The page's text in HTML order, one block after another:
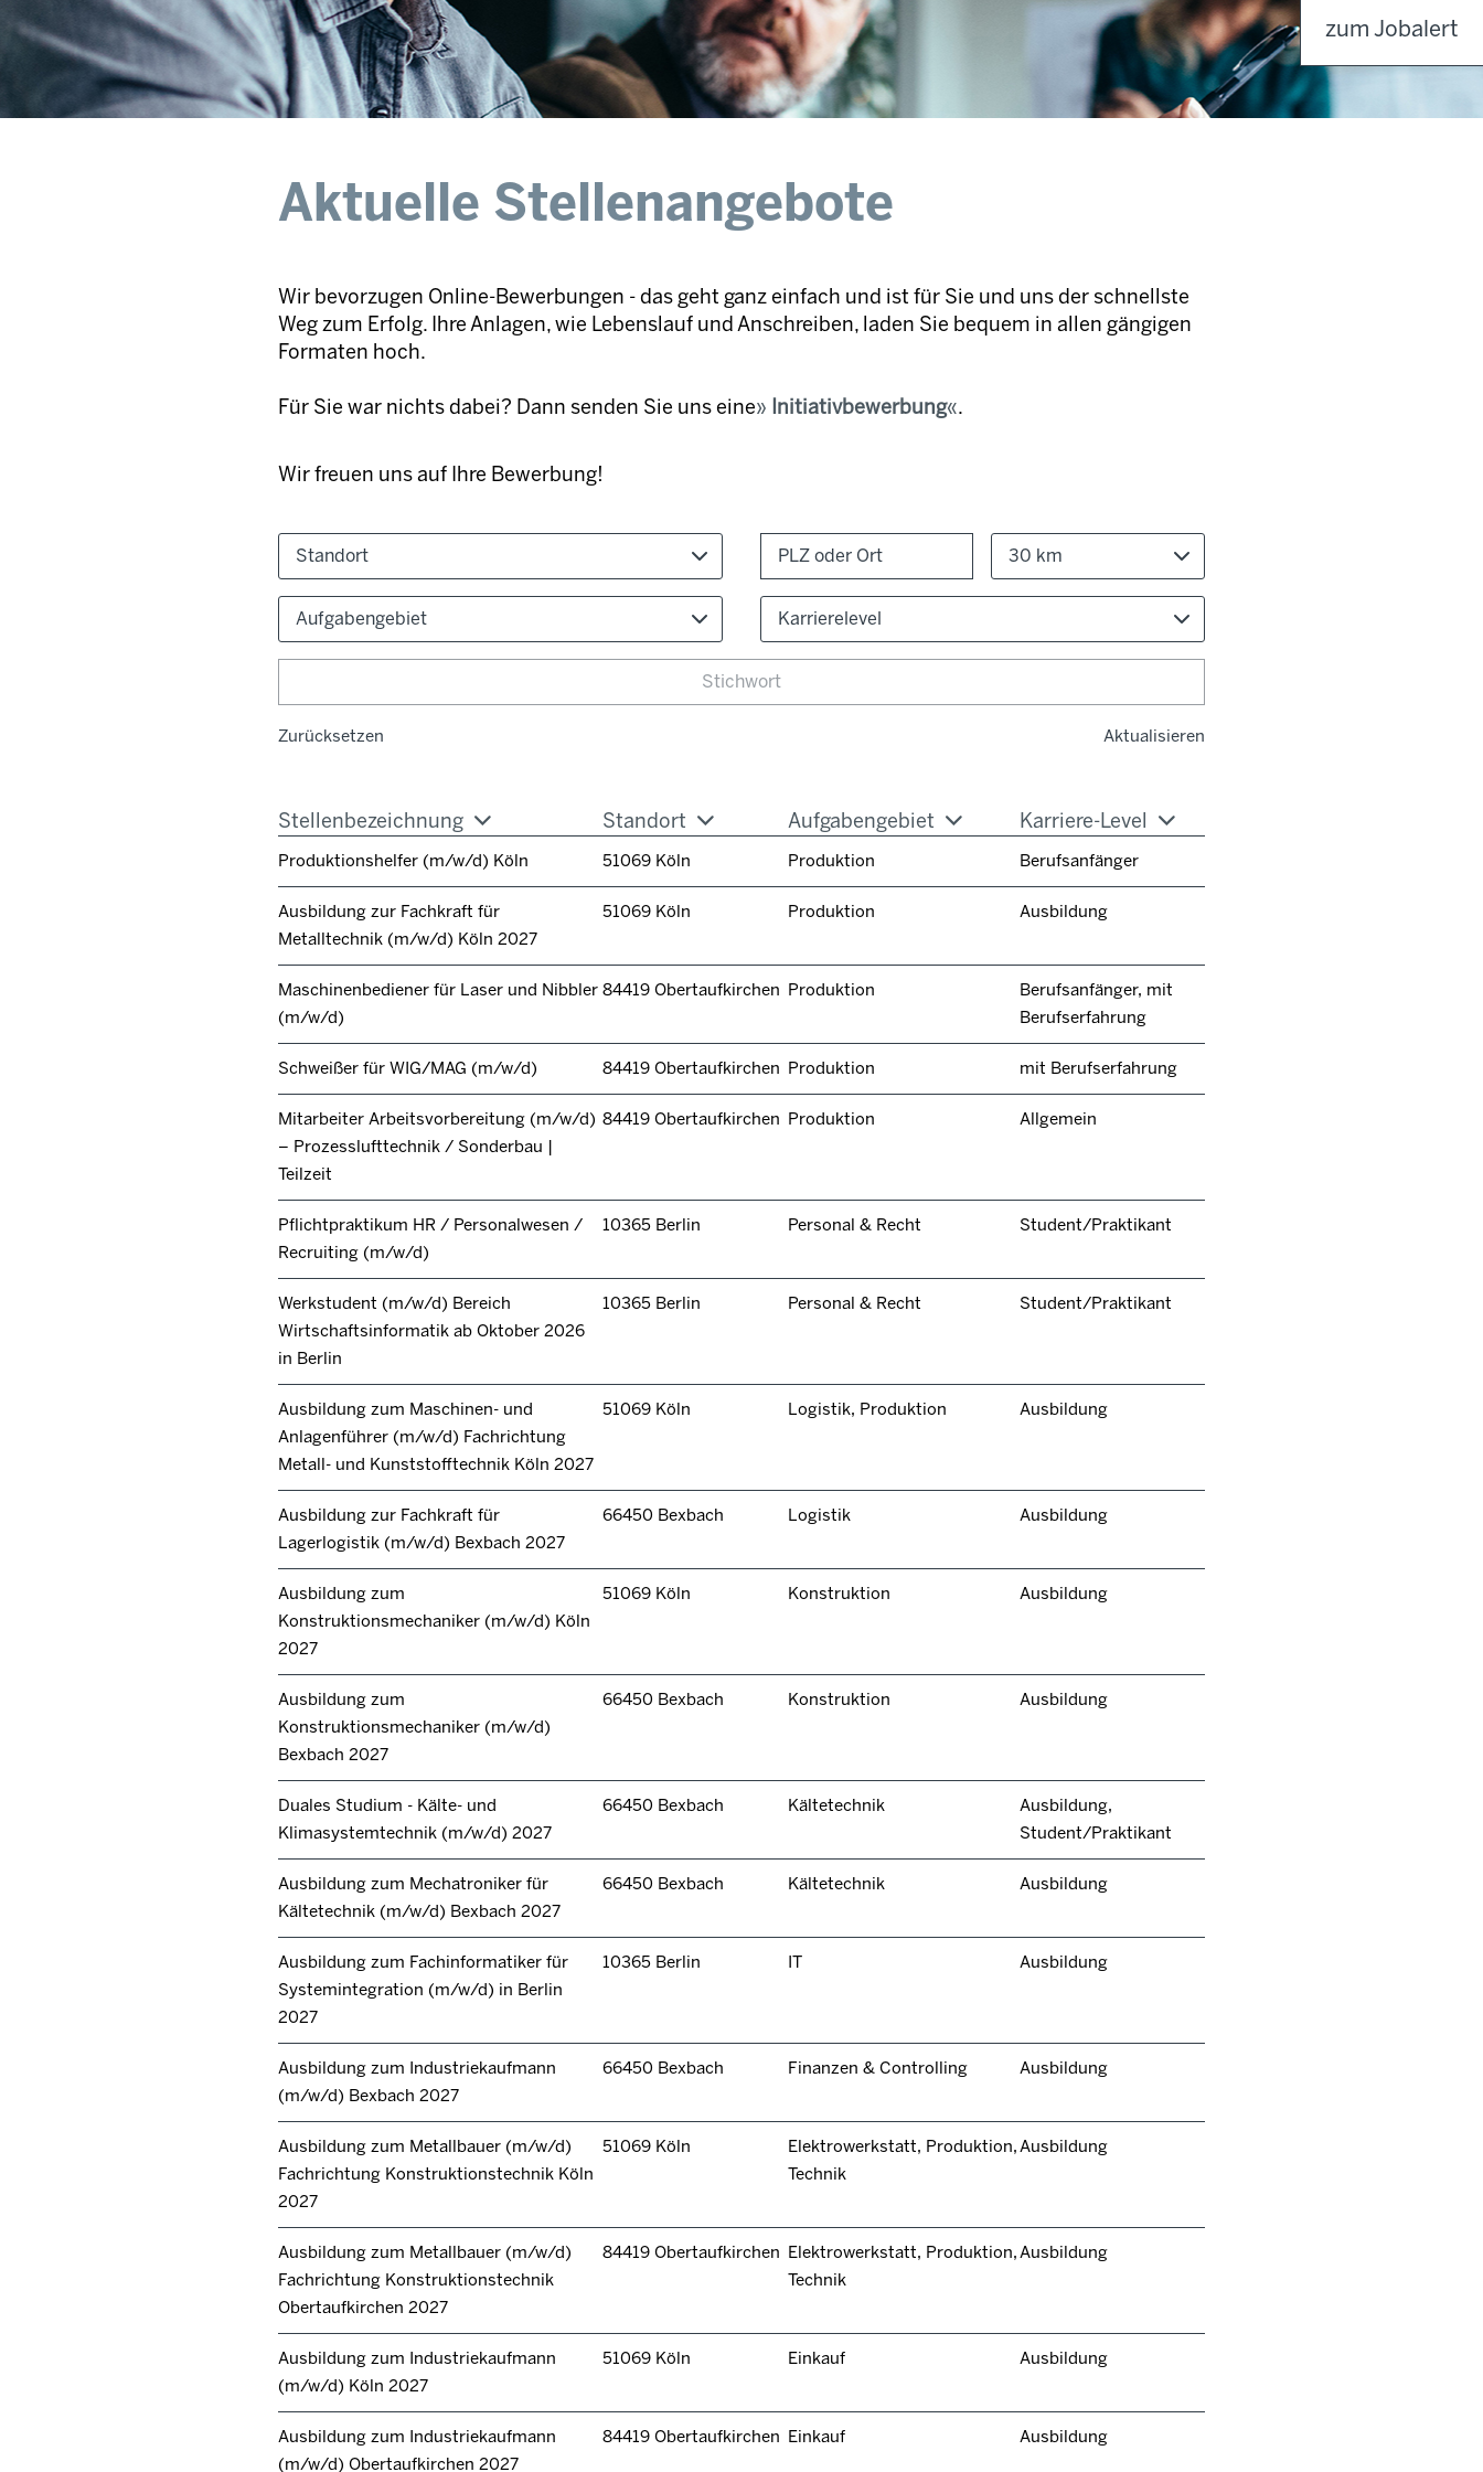
Aktuelle Stellenangebote
Wir bevorzugen Online-Bewerbungen - das geht ganz einfach und ist für Sie und uns der schnellste
Weg zum Erfolg. Ihre Anlagen, wie Lebenslauf und Anschreiben, laden Sie bequem in allen gängigen
Formaten hoch.
Für Sie war nichts dabei? Dann senden Sie uns eine Initiativbewerbung .
Wir freuen uns auf Ihre Bewerbung!
Standort 30 km
Aufgabengebiet Karrierelevel
Zurücksetzen Aktualisieren
Stellenbezeichnung Standort Aufgabengebiet Karriere-Level
Produktionshelfer (m/w/d) Köln 51069 Köln Produktion Berufsanfänger
Ausbildung zur Fachkraft für
Metalltechnik (m/w/d) Köln 2027
51069 Köln Produktion Ausbildung
Maschinenbediener für Laser und Nibbler
(m/w/d)
84419 Obertaufkirchen Produktion
Berufsanfänger, mit
Berufserfahrung
Schweißer für WIG/MAG (m/w/d) 84419 Obertaufkirchen Produktion mit Berufserfahrung
Mitarbeiter Arbeitsvorbereitung (m/w/d)
– Prozesslufttechnik / Sonderbau |
Teilzeit
84419 Obertaufkirchen Produktion Allgemein
Pflichtpraktikum HR / Personalwesen /
Recruiting (m/w/d)
10365 Berlin Personal & Recht Student/Praktikant
Werkstudent (m/w/d) Bereich
Wirtschaftsinformatik ab Oktober 2026
in Berlin
10365 Berlin Personal & Recht Student/Praktikant
Ausbildung zum Maschinen- und
Anlagenführer (m/w/d) Fachrichtung
Metall- und Kunststofftechnik Köln 2027
51069 Köln Logistik, Produktion Ausbildung
Ausbildung zur Fachkraft für
Lagerlogistik (m/w/d) Bexbach 2027
66450 Bexbach Logistik Ausbildung
Ausbildung zum
Konstruktionsmechaniker (m/w/d) Köln
2027
51069 Köln Konstruktion Ausbildung
Ausbildung zum
Konstruktionsmechaniker (m/w/d)
Bexbach 2027
66450 Bexbach Konstruktion Ausbildung
Duales Studium - Kälte- und
Klimasystemtechnik (m/w/d) 2027
66450 Bexbach Kältetechnik
Ausbildung,
Student/Praktikant
Ausbildung zum Mechatroniker für
Kältetechnik (m/w/d) Bexbach 2027
66450 Bexbach Kältetechnik Ausbildung
Ausbildung zum Fachinformatiker für
Systemintegration (m/w/d) in Berlin
2027
10365 Berlin IT Ausbildung
Ausbildung zum Industriekaufmann
(m/w/d) Bexbach 2027
66450 Bexbach Finanzen & Controlling Ausbildung
Ausbildung zum Metallbauer (m/w/d)
Fachrichtung Konstruktionstechnik Köln
2027
51069 Köln
Elektrowerkstatt, Produktion,
Technik
Ausbildung
Ausbildung zum Metallbauer (m/w/d)
Fachrichtung Konstruktionstechnik
Obertaufkirchen 2027
84419 Obertaufkirchen Elektrowerkstatt, Produktion,
Technik
Ausbildung
Ausbildung zum Industriekaufmann
(m/w/d) Köln 2027
51069 Köln Einkauf Ausbildung
Ausbildung zum Industriekaufmann
(m/w/d) Obertaufkirchen 2027
84419 Obertaufkirchen Einkauf Ausbildung
zum Jobalert